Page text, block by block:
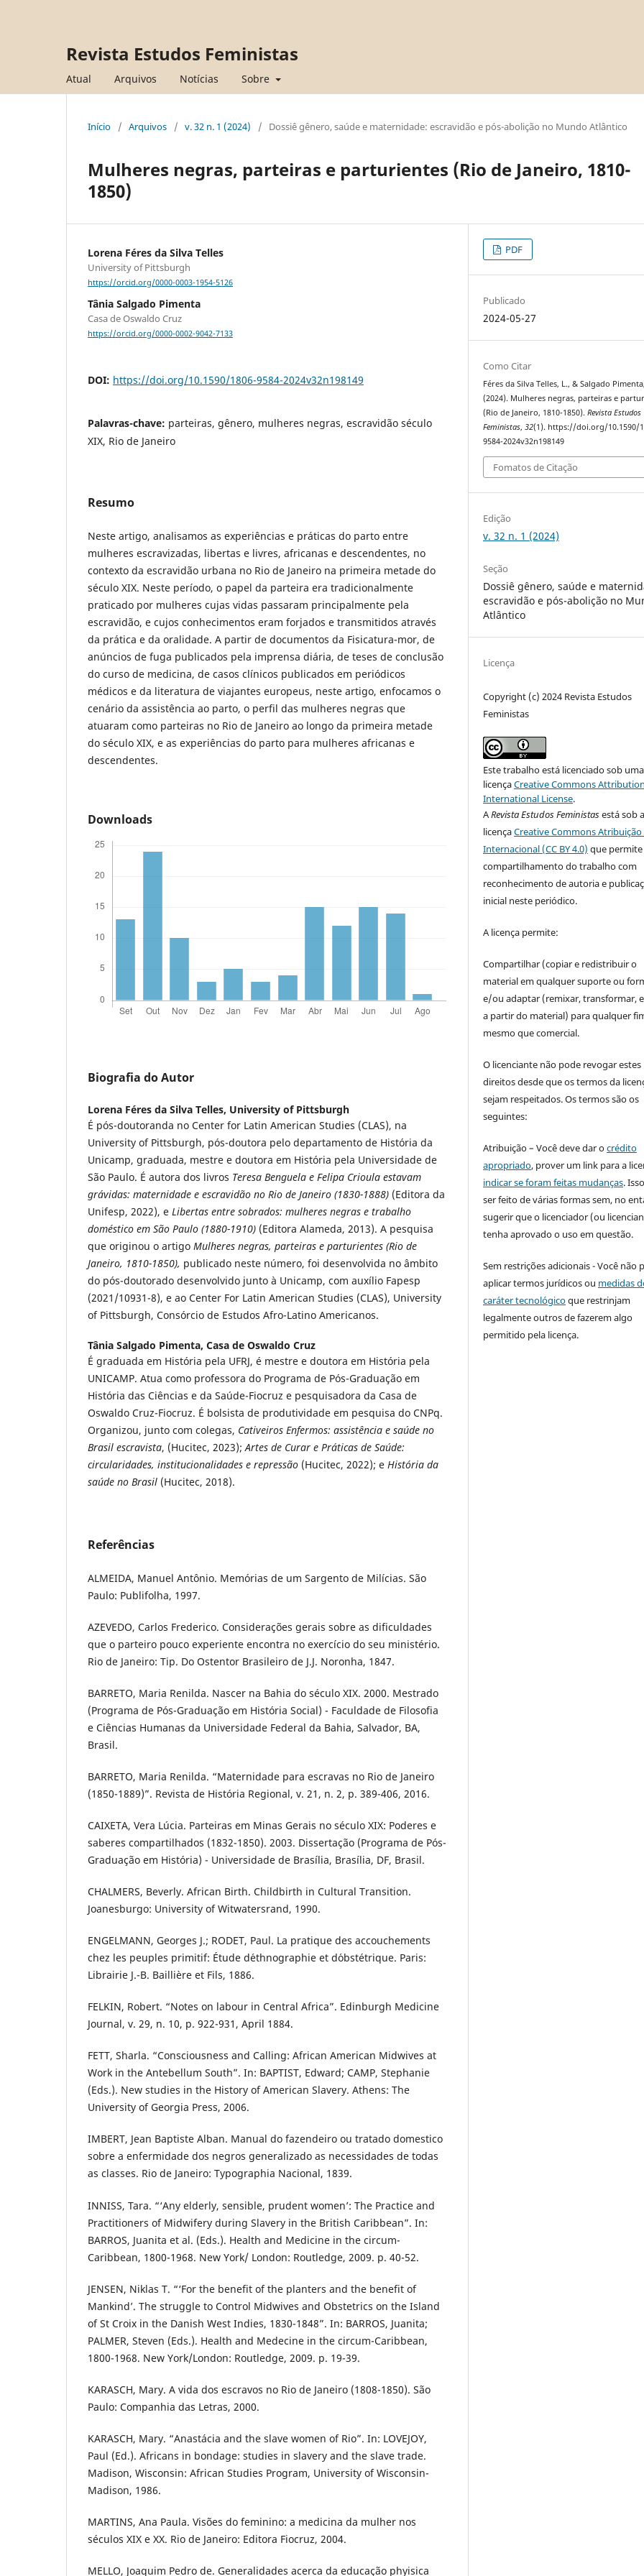
Revista Estudos Feministas
Atual Arquivos Notícias Sobre
Início / Arquivos / v. 32 n. 1 (2024) / Dossiê gênero, saúde e maternidade: escravidão e pós-abolição no Mundo Atlântico
Mulheres negras, parteiras e parturientes (Rio de Janeiro, 1810-
1850)
Lorena Féres da Silva Telles
University of Pittsburgh
https://orcid.org/0000-0003-1954-5126
Tânia Salgado Pimenta
Casa de Oswaldo Cruz
https://orcid.org/0000-0002-9042-7133
DOI: https://doi.org/10.1590/1806-9584-2024v32n198149
Palavras-chave: parteiras, gênero, mulheres negras, escravidão século
XIX, Rio de Janeiro
Resumo
Neste artigo, analisamos as experiências e práticas do parto entre
mulheres escravizadas, libertas e livres, africanas e descendentes, no
contexto da escravidão urbana no Rio de Janeiro na primeira metade do
século XIX. Neste período, o papel da parteira era tradicionalmente
praticado por mulheres cujas vidas passaram principalmente pela
escravidão, e cujos conhecimentos eram forjados e transmitidos através
da prática e da oralidade. A partir de documentos da Fisicatura-mor, de
anúncios de fuga publicados pela imprensa diária, de teses de conclusão
do curso de medicina, de casos clínicos publicados em periódicos
médicos e da literatura de viajantes europeus, neste artigo, enfocamos o
cenário da assistência ao parto, o perfil das mulheres negras que
atuaram como parteiras no Rio de Janeiro ao longo da primeira metade
do século XIX, e as experiências do parto para mulheres africanas e
descendentes.
Downloads
Biografia do Autor
Lorena Féres da Silva Telles, University of Pittsburgh
É pós-doutoranda no Center for Latin American Studies (CLAS), na
University of Pittsburgh, pós-doutora pelo departamento de História da
Unicamp, graduada, mestre e doutora em História pela Universidade de
São Paulo. É autora dos livros Teresa Benguela e Felipa Crioula estavam
grávidas: maternidade e escravidão no Rio de Janeiro (1830-1888) (Editora da
Unifesp, 2022), e Libertas entre sobrados: mulheres negras e trabalho
doméstico em São Paulo (1880-1910) (Editora Alameda, 2013). A pesquisa
que originou o artigo Mulheres negras, parteiras e parturientes (Rio de
Janeiro, 1810-1850), publicado neste número, foi desenvolvida no âmbito
do pós-doutorado desenvolvido junto à Unicamp, com auxílio Fapesp
(2021/10931-8), e ao Center For Latin American Studies (CLAS), University
of Pittsburgh, Consórcio de Estudos Afro-Latino Americanos.
Tânia Salgado Pimenta, Casa de Oswaldo Cruz
É graduada em História pela UFRJ, é mestre e doutora em História pela
UNICAMP. Atua como professora do Programa de Pós-Graduação em
História das Ciências e da Saúde-Fiocruz e pesquisadora da Casa de
Oswaldo Cruz-Fiocruz. É bolsista de produtividade em pesquisa do CNPq.
Organizou, junto com colegas, Cativeiros Enfermos: assistência e saúde no
Brasil escravista, (Hucitec, 2023);Artes de Curar e Práticas de Saúde:
circularidades, institucionalidades e repressão (Hucitec, 2022); e História da
saúde no Brasil (Hucitec, 2018).
Referências
ALMEIDA, Manuel Antônio. Memórias de um Sargento de Milícias. São
Paulo: Publifolha, 1997.
AZEVEDO, Carlos Frederico. Considerações gerais sobre as dificuldades
que o parteiro pouco experiente encontra no exercício do seu ministério.
Rio de Janeiro: Tip. Do Ostentor Brasileiro de J.J. Noronha, 1847.
BARRETO, Maria Renilda. Nascer na Bahia do século XIX. 2000. Mestrado
(Programa de Pós-Graduação em História Social) - Faculdade de Filosofia
e Ciências Humanas da Universidade Federal da Bahia, Salvador, BA,
Brasil.
BARRETO, Maria Renilda. “Maternidade para escravas no Rio de Janeiro
(1850-1889)”. Revista de História Regional, v. 21, n. 2, p. 389-406, 2016.
CAIXETA, Vera Lúcia. Parteiras em Minas Gerais no século XIX: Poderes e
saberes compartilhados (1832-1850). 2003. Dissertação (Programa de Pós-
Graduação em História) - Universidade de Brasília, Brasília, DF, Brasil.
CHALMERS, Beverly. African Birth. Childbirth in Cultural Transition.
Joanesburgo: University of Witwatersrand, 1990.
ENGELMANN, Georges J.; RODET, Paul. La pratique des accouchements
chez les peuples primitif: Étude d´ethnographie et d´obstétrique. Paris:
Librairie J.-B. Baillière et Fils, 1886.
FELKIN, Robert. “Notes on labour in Central Africa”. Edinburgh Medicine
Journal, v. 29, n. 10, p. 922-931, April 1884.
FETT, Sharla. “Consciousness and Calling: African American Midwives at
Work in the Antebellum South”. In: BAPTIST, Edward; CAMP, Stephanie
(Eds.). New studies in the History of American Slavery. Athens: The
University of Georgia Press, 2006.
IMBERT, Jean Baptiste Alban. Manual do fazendeiro ou tratado domestico
sobre a enfermidade dos negros generalizado as necessidades de todas
as classes. Rio de Janeiro: Typographia Nacional, 1839.
INNISS, Tara. “‘Any elderly, sensible, prudent women’: The Practice and
Practitioners of Midwifery during Slavery in the British Caribbean”. In:
BARROS, Juanita et al. (Eds.). Health and Medicine in the circum-
Caribbean, 1800-1968. New York/ London: Routledge, 2009. p. 40-52.
JENSEN, Niklas T. “‘For the benefit of the planters and the benefit of
Mankind’. The struggle to Control Midwives and Obstetrics on the Island
of St Croix in the Danish West Indies, 1830-1848”. In: BARROS, Juanita;
PALMER, Steven (Eds.). Health and Medecine in the circum-Caribbean,
1800-1968. New York/London: Routledge, 2009. p. 19-39.
KARASCH, Mary. A vida dos escravos no Rio de Janeiro (1808-1850). São
Paulo: Companhia das Letras, 2000.
KARASCH, Mary. “Anastácia and the slave women of Rio”. In: LOVEJOY,
Paul (Ed.). Africans in bondage: studies in slavery and the slave trade.
Madison, Wisconsin: African Studies Program, University of Wisconsin-
Madison, 1986.
MARTINS, Ana Paula. Visões do feminino: a medicina da mulher nos
séculos XIX e XX. Rio de Janeiro: Editora Fiocruz, 2004.
MELLO, Joaquim Pedro de. Generalidades acerca da educação phyisica
PDF
Publicado
2024-05-27
Como Citar
Féres da Silva Telles, L., & Salgado
(2024). Mulheres negras, parteiras e
(Rio de Janeiro, 1810-1850).Revista Estudos
Feministas,32(1). https://doi.org/10.1590/
9584-2024v32n198149
Fomatos de Citação
Edição
v. 32 n. 1 (2024)
Seção
Dossiê gênero, saúde e
escravidão e pós-abolição no
Atlântico
Licença
Copyright (c) 2024 Revista Estudos
Feministas
Este trabalho está licenciado sob uma
licençaCreative Commons
International License.
ARevista Estudos Feministasestá sob a
licençaCreative Commons Atribuição
Internacional (CC BY 4.0) que
compartilhamento do trabalho com
reconhecimento de autoria e
inicial neste periódico.
A licença permite:
Compartilhar (copiar e redistribuir o
material em qualquer suporte ou
e/ou adaptar (remixar, transformar,
a partir do material) para qualquer
mesmo que comercial.
O licenciante não pode revogar estes
direitos desde que os termos da
sejam respeitados. Os termos são os
seguintes:
Atribuição – Você deve dar ocrédito
apropriado, prover um link para a
indicar se foram feitas mudanças.
ser feito de várias formas sem, no
sugerir que o licenciador (ou
tenha aprovado o uso em questão.
Sem restrições adicionais - Você não
aplicar termos jurídicos ou medidas
caráter tecnológicoque restrinjam
legalmente outros de fazerem algo
permitido pela licença.